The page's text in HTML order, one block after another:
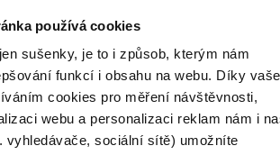
používá cookies
sušenky, je to i způsob, kterým nám
funkcí i obsahu na webu. Díky
cookies pro měření návštěvnosti,
webu a personalizaci reklam nám i
vyhledávače, sociální sítě) umožníte
nákupů a zásilek,